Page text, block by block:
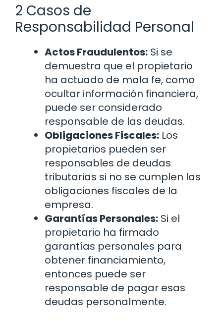
2 Casos de
Responsabilidad Personal
Actos Fraudulentos: Si se
demuestra que el propietario
ha actuado de mala fe, como
ocultar información financiera,
puede ser considerado
responsable de las deudas.
Obligaciones Fiscales: Los
propietarios pueden ser
responsables de deudas
tributarias si no se cumplen las
obligaciones fiscales de la
empresa.
Garantías Personales: Si el
propietario ha firmado
garantías personales para
obtener financiamiento,
entonces puede ser
responsable de pagar esas
deudas personalmente.